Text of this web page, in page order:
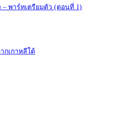
– พาร์ทเตรียมตัว (ตอนที่ 1)
กเกาหลีใต้